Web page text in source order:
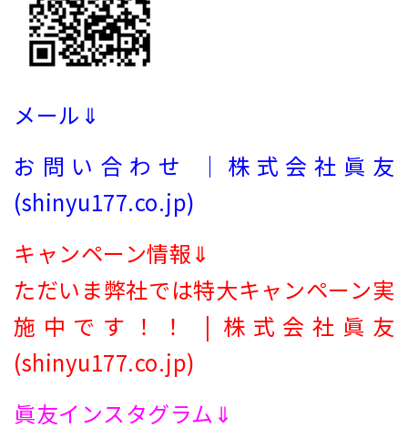
メール⇓
お問い合わせ ｜株式会社眞友
(shinyu177.co.jp)
キャンペーン情報⇓
ただいま弊社では特大キャンペーン実
施中です！！ | 株式会社眞友
(shinyu177.co.jp)
眞友インスタグラム⇓